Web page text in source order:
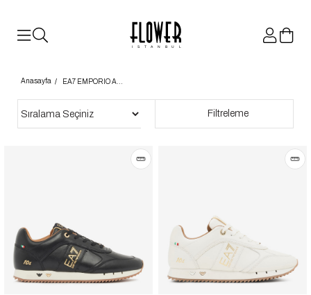
ISTANBUL
Anasayfa
Filtreleme
Sıralama